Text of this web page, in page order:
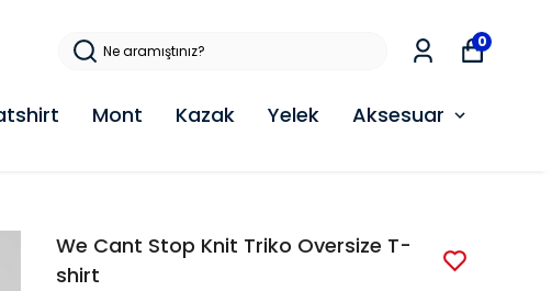
Mont Kazak Yelek Aksesuar
0
We Cant Stop Knit Triko Oversize T-
shirt